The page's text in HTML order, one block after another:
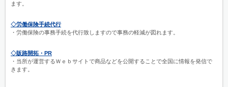
ます。
◇労働保険手続代行
・労働保険の事務手続を代行致しますので事務の軽減が図れます。
◇販路開拓・PR
・当所が運営するＷｅｂサイトで商品などを公開することで全国に情報を発信で
きます。